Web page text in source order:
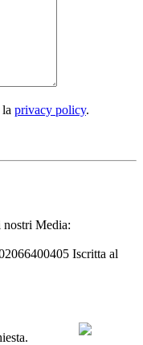
privacy policy.
nostri Media:
Iscritta al